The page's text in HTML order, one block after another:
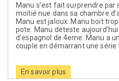
Manu s’est fait surprendre par
moitié nue dans sa chambre
Manu est jaloux. Manu boit
pote. Manu déteste
d’espagnol de 4eme. Manu a
couple en démarrant une série
En savoir plus